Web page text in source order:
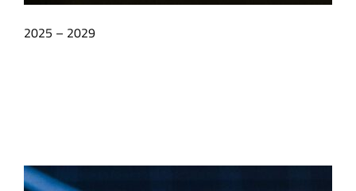
2025 – 2029